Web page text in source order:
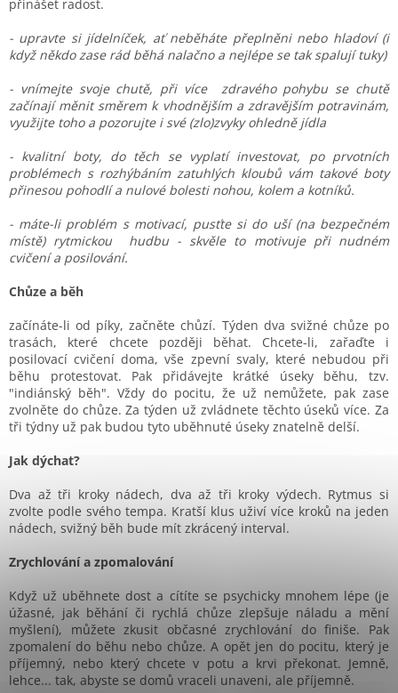
přinášet radost.
- upravte si jídelníček, ať neběháte přeplněni nebo hladoví (i
když někdo zase rád běhá nalačno a nejlépe se tak spalují tuky)
- vnímejte svoje chutě, při více zdravého pohybu se chutě
začínají měnit směrem k vhodnějším a zdravějším potravinám,
využijte toho a pozorujte i své (zlo)zvyky ohledně jídla
- kvalitní boty, do těch se vyplatí investovat, po prvotních
problémech s rozhýbáním zatuhlých kloubů vám takové boty
přinesou pohodlí a nulové bolesti nohou, kolem a kotníků.
- máte-li problém s motivací, pusťte si do uší (na bezpečném
místě) rytmickou hudbu - skvěle to motivuje při nudném
cvičení a posilování.
Chůze a běh
začínáte-li od píky, začněte chůzí. Týden dva svižné chůze po
trasách, které chcete později běhat. Chcete-li, zařaďte i
posilovací cvičení doma, vše zpevní svaly, které nebudou při
běhu protestovat. Pak přidávejte krátké úseky běhu, tzv.
"indiánský běh". Vždy do pocitu, že už nemůžete, pak zase
zvolněte do chůze. Za týden už zvládnete těchto úseků více. Za
tři týdny už pak budou tyto uběhnuté úseky znatelně delší.
Jak dýchat?
Dva až tři kroky nádech, dva až tři kroky výdech. Rytmus si
zvolte podle svého tempa. Kratší klus uživí více kroků na jeden
nádech, svižný běh bude mít zkrácený interval.
Zrychlování a zpomalování
Když už uběhnete dost a cítíte se psychicky mnohem lépe (je
úžasné, jak běhání či rychlá chůze zlepšuje náladu a mění
myšlení), můžete zkusit občasné zrychlování do finiše. Pak
zpomalení do běhu nebo chůze. A opět jen do pocitu, který je
příjemný, nebo který chcete v potu a krvi překonat. Jemně,
lehce... tak, abyste se domů vraceli unaveni, ale příjemně.